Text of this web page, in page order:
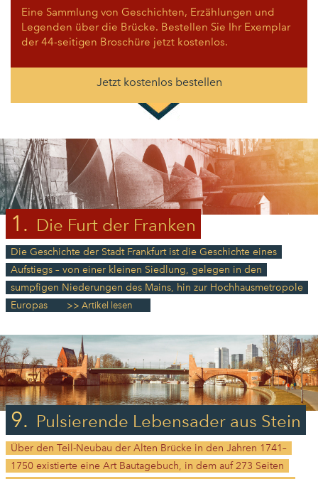
Eine Sammlung von Geschichten, Erzählungen und
Legenden über die Brücke. Bestellen Sie Ihr Exemplar
der 44-seitigen Broschüre jetzt kostenlos.
Jetzt kostenlos bestellen
1. Die Furt der Franken
Die Geschichte der Stadt Frankfurt ist die Geschichte eines
Aufstiegs – von einer kleinen Siedlung, gelegen in den
sumpfigen Niederungen des Mains, hin zur Hochhausmetropole
Europas.
>> Artikel lesen
9. Pulsierende Lebensader aus Stein
Über den Teil-Neubau der Alten Brücke in den Jahren 1741–
1750 existierte eine Art Bautagebuch, in dem auf 273 Seiten